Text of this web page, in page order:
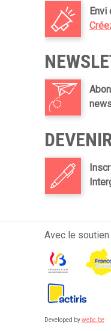
Envi
Avec le soutien
Developed bywebc.be